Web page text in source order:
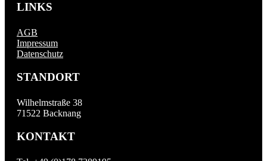
LINKS
AGB
Impressum
Datenschutz
STANDORT
Wilhelmstraße 38
71522 Backnang
KONTAKT